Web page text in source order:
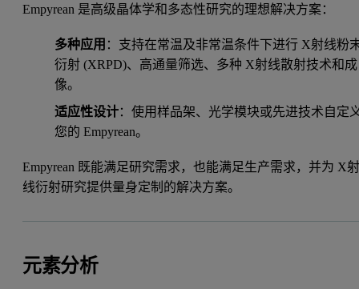
Empyrean 是高级晶体学和多态性研究的理想解决方案：
多种应用 ：支持在常温及非常温条件下进行 X射线粉
衍射 (XRPD)、高通量筛选、多种 X射线散射技术和成
像。
适应性设计：使用样品架、光学模块或先进技术自定
您的 Empyrean。
Empyrean 既能满足研究需求，也能满足生产需求，并为 X
线衍射研究提供量身定制的解决方案。
元素分析